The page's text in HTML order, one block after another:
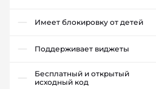
Имеет блокировку от детей
Поддерживает виджеты
Бесплатный и открытый
исходный код